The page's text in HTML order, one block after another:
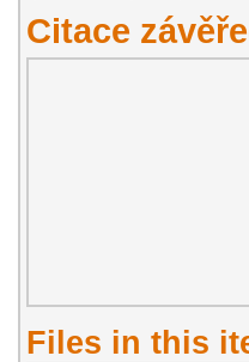
Citace
Files in this